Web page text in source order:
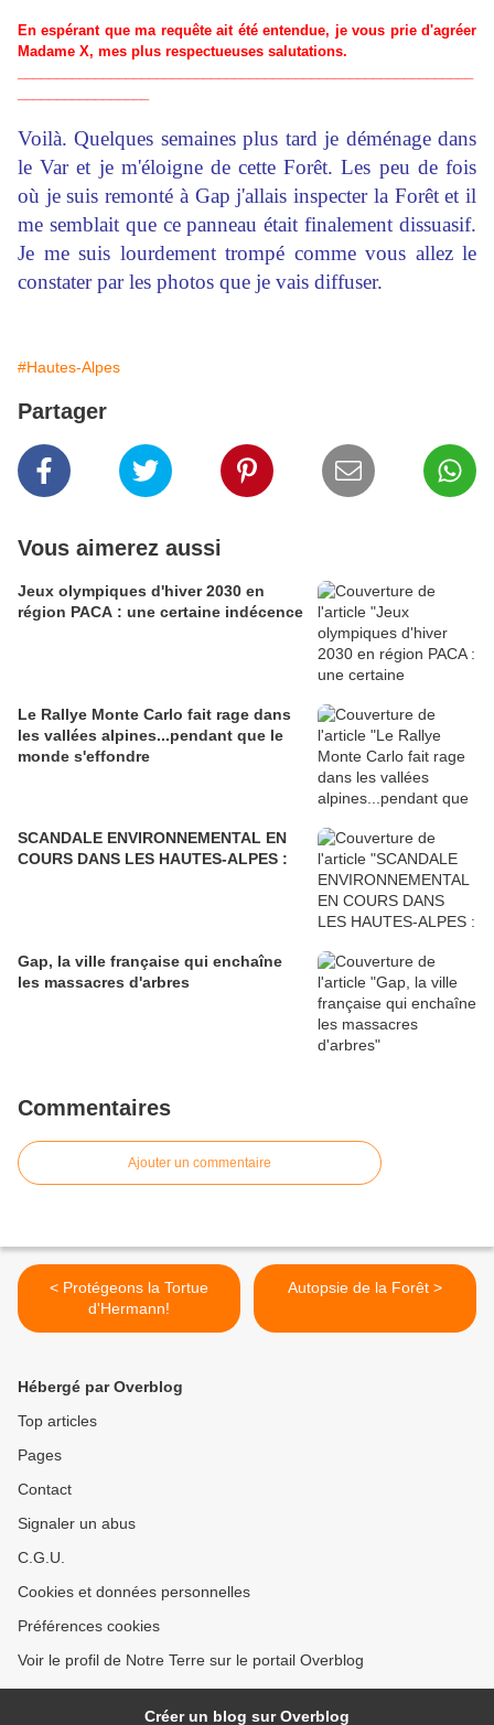
En espérant que ma requête ait été entendue, je vous prie d'agréer
Madame X, mes plus respectueuses salutations.
Voilà. Quelques semaines plus tard je déménage dans
le Var et je m'éloigne de cette Forêt. Les peu de fois
où je suis remonté à Gap j'allais inspecter la Forêt et il
me semblait que ce panneau était finalement dissuasif.
Je me suis lourdement trompé comme vous allez le
constater par les photos que je vais diffuser.
#Hautes-Alpes
Partager
Vous aimerez aussi
Jeux olympiques d'hiver 2030 en
région PACA : une certaine indécence
Le Rallye Monte Carlo fait rage dans
les vallées alpines...pendant que le
monde s'effondre
SCANDALE ENVIRONNEMENTAL EN
COURS DANS LES HAUTES-ALPES :
Gap, la ville française qui enchaîne
les massacres d'arbres
Commentaires
Ajouter un commentaire
< Protégeons la Tortue
d'Hermann!
Autopsie de la Forêt >
Hébergé par Overblog
Top articles
Pages
Contact
Signaler un abus
C.G.U.
Cookies et données personnelles
Préférences cookies
Voir le profil de Notre Terre sur le portail Overblog
Créer un blog sur Overblog